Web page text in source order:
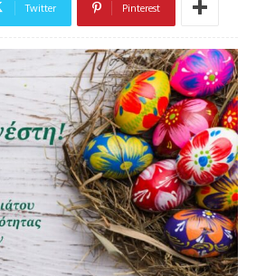
Twitter Pinterest